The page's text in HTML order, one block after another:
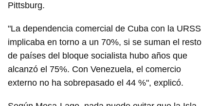
Pittsburg.
"La dependencia comercial de Cuba con la URSS
implicaba en torno a un 70%, si se suman el resto
de países del bloque socialista hubo años que
alcanzó el 75%. Con Venezuela, el comercio
externo no ha sobrepasado el 44 %", explicó.